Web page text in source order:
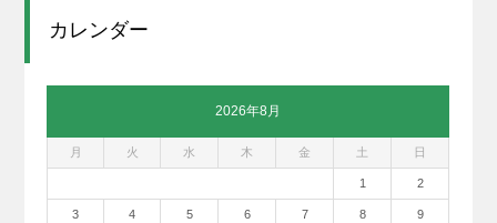
カレンダー
2026年8月
月 火 水 木 金 土 日
1 2
3 4 5 6 7 8 9